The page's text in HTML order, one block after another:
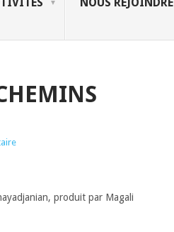
produit par Magali